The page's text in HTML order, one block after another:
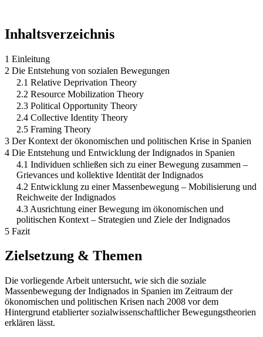
Inhaltsverzeichnis
1 Einleitung
2 Die Entstehung von sozialen Bewegungen
2.1 Relative Deprivation Theory
2.2 Resource Mobilization Theory
2.3 Political Opportunity Theory
2.4 Collective Identity Theory
2.5 Framing Theory
3 Der Kontext der ökonomischen und politischen Krise in Spanien
4 Die Entstehung und Entwicklung der Indignados in Spanien
4.1 Individuen schließen sich zu einer Bewegung zusammen –
Grievances und kollektive Identität der Indignados
4.2 Entwicklung zu einer Massenbewegung – Mobilisierung und
Reichweite der Indignados
4.3 Ausrichtung einer Bewegung im ökonomischen und
politischen Kontext – Strategien und Ziele der Indignados
5 Fazit
Zielsetzung & Themen
Die vorliegende Arbeit untersucht, wie sich die soziale
Massenbewegung der Indignados in Spanien im Zeitraum der
ökonomischen und politischen Krisen nach 2008 vor dem
Hintergrund etablierter sozialwissenschaftlicher Bewegungstheorien
erklären lässt.